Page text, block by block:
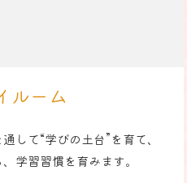
ルーム
して“学びの土台”を育て、
学習習慣を育みます。